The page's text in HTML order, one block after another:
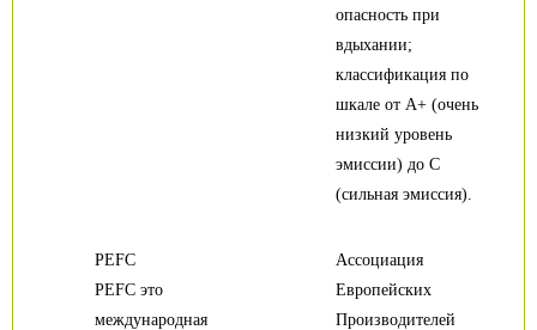
опасность при
вдыхании;
классификация по
шкале от А+ (очень
низкий уровень
эмиссии) до С
(сильная эмиссия).
PEFC
PEFC это
международная
Ассоциация
Европейских
Производителей